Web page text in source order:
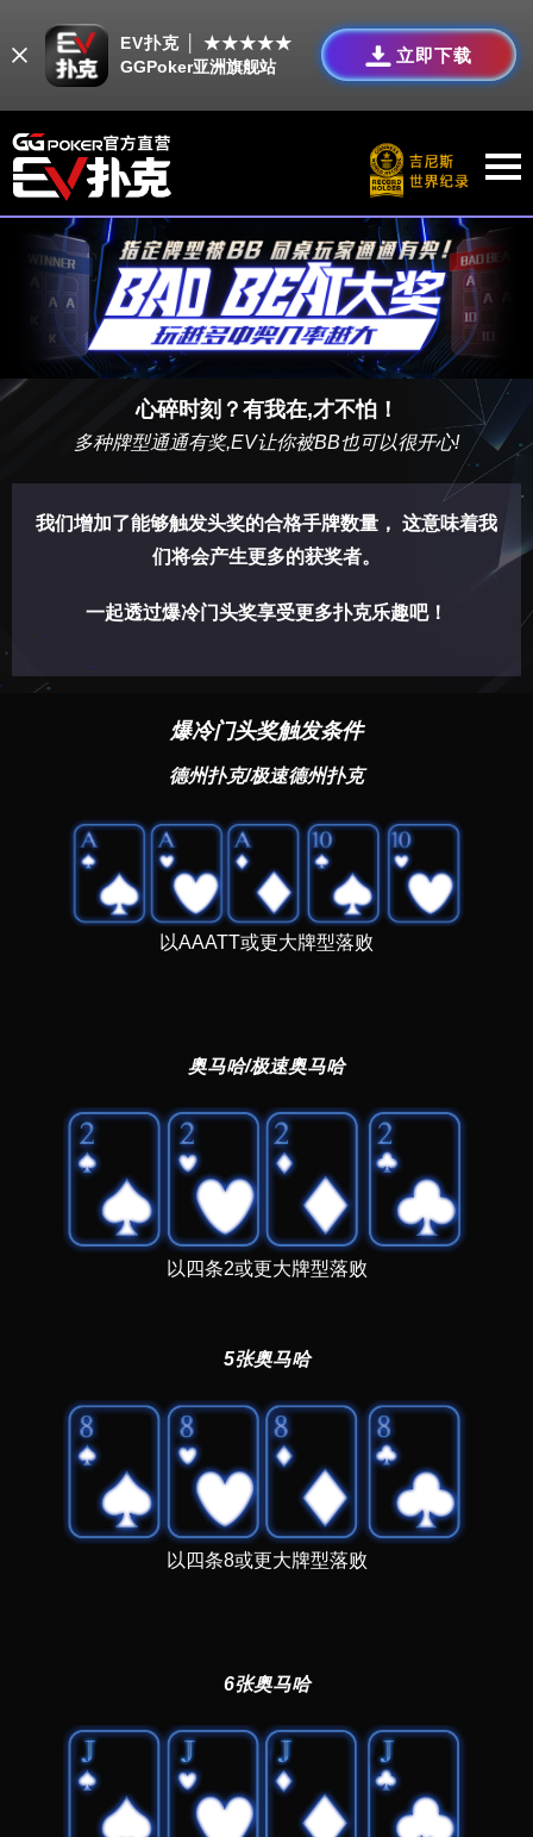
EV扑克 │ ★★★★★
GGPoker亚洲旗舰站
立即下载
心碎时刻？有我在,才不怕！
多种牌型通通有奖,EV让你被BB也可以很开心!
我们增加了能够触发头奖的合格手牌数量， 这意味着我
们将会产生更多的获奖者。
一起透过爆冷门头奖享受更多扑克乐趣吧！
爆冷门头奖触发条件
德州扑克/极速德州扑克
以AAATT或更大牌型落败
奥马哈/极速奥马哈
以四条2或更大牌型落败
5张奥马哈
以四条8或更大牌型落败
6张奥马哈